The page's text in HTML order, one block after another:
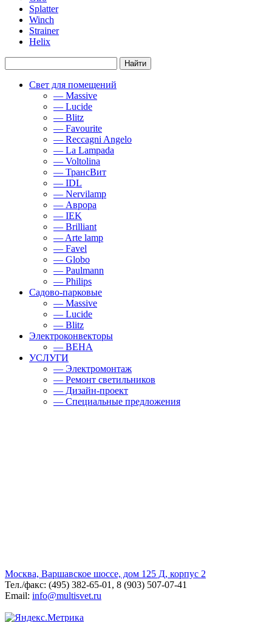
Splatter
Winch
Strainer
Helix
Свет для помещений
— Massive
— Lucide
— Blitz
— Favourite
— Reccagni Angelo
— La Lampada
— Voltolina
— ТрансВит
— IDL
— Nervilamp
— Аврора
— IEK
— Brilliant
— Arte lamp
— Favel
— Globo
— Paulmann
— Philips
Садово-парковые
— Massive
— Lucide
— Blitz
Электроконвекторы
— BEHA
УСЛУГИ
— Электромонтаж
— Ремонт светильников
— Дизайн-проект
— Специальные предложения
Москва, Варшавское шоссе, дом 125 Д, корпус 2
Тел./факс: (495) 382-65-01, 8 (903) 507-07-41
Email: info@multisvet.ru